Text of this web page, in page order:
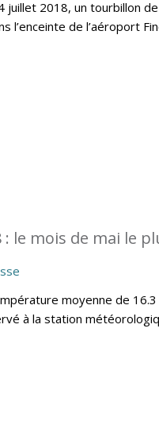
juillet 2018, un tourbillon
l’enceinte de l’aéroport
: le mois de mai le
moyenne de
à la station